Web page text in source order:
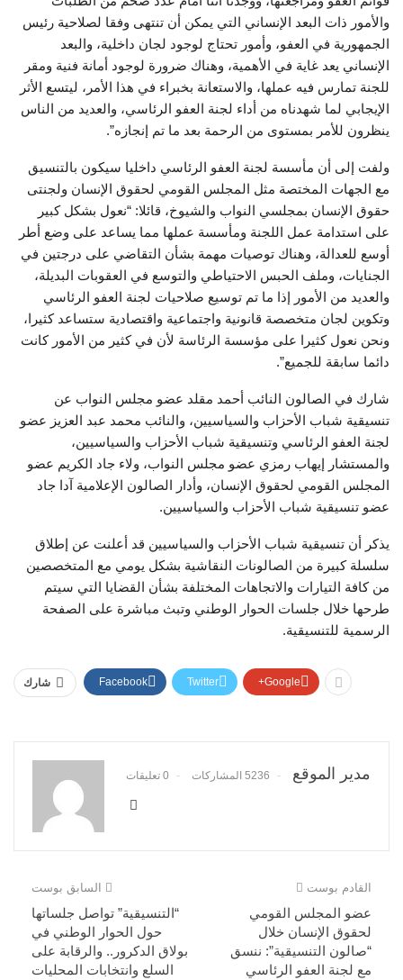
والأمور ذات البعد الإنساني التي يمكن أن تنتهى وفقا لصلاحية رئيس
الجمهورية في العفو، وأمور تحتاج لوجود لجان داخلية، والبعد
الإنساني يعد غاية في الأهمية، وهناك ضرورة لوجود أمانة فنية ومقر
للجنة تمارس فيه عملها، والاستعانة بخبراء في هذا الأمر، ليتسع الأثر
الإيجابي لما شهدناه من أداء لجنة العفو الرئاسي، والعديد من الناس
ينظرون للأمر بمستوى من الرحمة بعد ما تم إنجازه”.
ولفت إلى أن مأسسة لجنة العفو الرئاسي داخليا سيكون بالتنسيق
مع الجهات المختصة مثل المجلس القومي لحقوق الإنسان ولجنتى
حقوق الإنسان بمجلسي النواب والشيوخ، قائلا: “نعول بشكل كبير
على استدامة عمل اللجنة ومأسسة عملها مما يساعد على وضع أطر
أوسع للعدالة، وهناك توصيات مهمة بشأن التقاضي على درجتين في
الجنايات، وملف الحبس الاحتياطي والتوسع في العقوبات البديلة،
والعديد من الأمور إذا ما تم توسيع صلاحيات لجنة العفو الرئاسي
وتكوين لجان متخصصة قانونية واجتماعية واقتصادية ستساعد كثيرا،
ونحن نعول كثيرا على مؤسسة الرئاسة لأن في كثير من الأمور كانت
دائما سابقة للجميع”.
شارك في الصالون النائب أحمد مقلد عضو مجلس النواب عن
تنسيقية شباب الأحزاب والسياسيين، والنائب محمد عبد العزيز عضو
لجنة العفو الرئاسي وتنسيقية شباب الأحزاب والسياسيين،
والمستشار إيهاب رمزي عضو مجلس النواب، ولاء جاد الكريم عضو
المجلس القومي لحقوق الإنسان، وأدار الصالون الإعلامية آدا جاد
عضو تنسيقية شباب الأحزاب والسياسيين.
يذكر أن تنسيقية شباب الأحزاب والسياسيين قد أعلنت عن إطلاق
سلسلة كبيرة من الصالونات النقاشية بشكل يومي مع المتخصصين
من كافة التيارات والاتجاهات المختلفة بشأن القضايا التي سيتم
طرحها خلال جلسات الحوار الوطني وتبث مباشرة على الصفحة
الرسمية للتنسيقية.
شارك Facebook Twitter Google+
مدير الموقع 5236 المشاركات 0 تعليقات
السابق بوست
“التنسيقية” تواصل جلساتها
حول الحوار الوطني في
بولاق الدكرور.. والرقابة على
السلع وانتخابات المحليات
القادم بوست
عضو المجلس القومي
لحقوق الإنسان خلال
“صالون التنسيقية”: ننسق
مع لجنة العفو الرئاسي